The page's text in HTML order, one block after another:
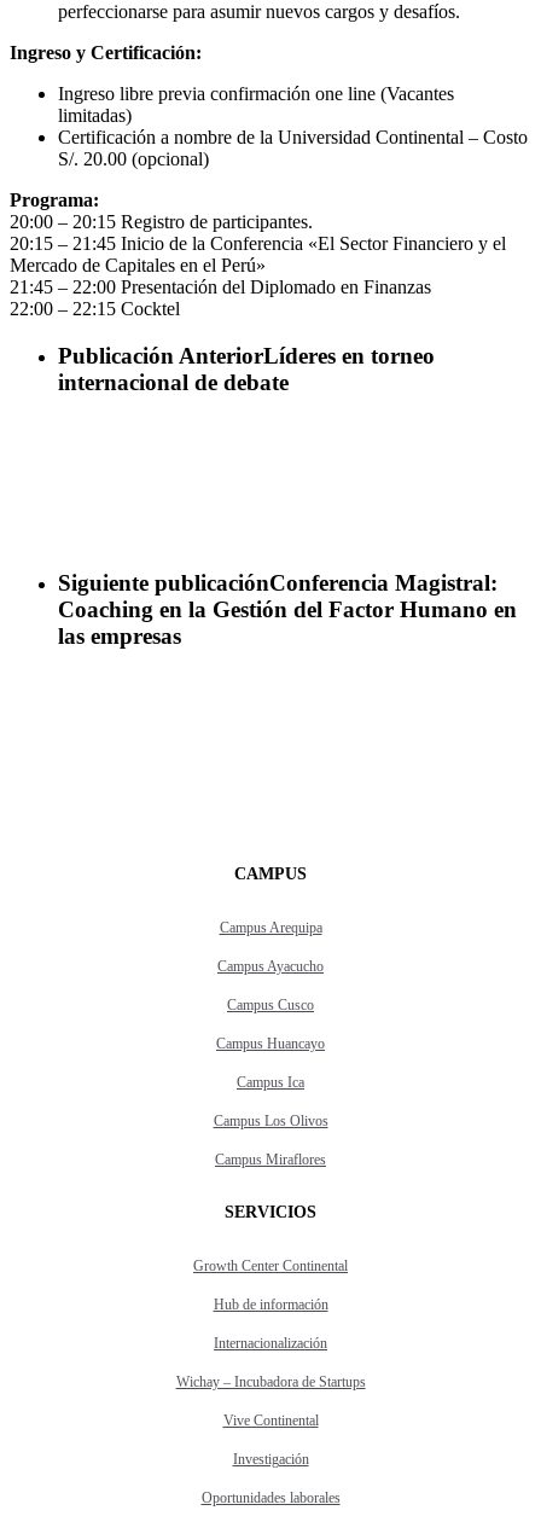
perfeccionarse para asumir nuevos cargos y desafíos.
Ingreso y Certificación:
Ingreso libre previa confirmación one line (Vacantes
limitadas)
Certificación a nombre de la Universidad Continental – Costo
S/. 20.00 (opcional)
Programa:
20:00 – 20:15 Registro de participantes.
20:15 – 21:45 Inicio de la Conferencia «El Sector Financiero y el
Mercado de Capitales en el Perú»
21:45 – 22:00 Presentación del Diplomado en Finanzas
22:00 – 22:15 Cocktel
Publicación AnteriorLíderes en torneo
internacional de debate
Siguiente publicaciónConferencia Magistral:
Coaching en la Gestión del Factor Humano en
las empresas
CAMPUS
Campus Arequipa
Campus Ayacucho
Campus Cusco
Campus Huancayo
Campus Ica
Campus Los Olivos
Campus Miraflores
SERVICIOS
Growth Center Continental
Hub de información
Internacionalización
Wichay – Incubadora de Startups
Vive Continental
Investigación
Oportunidades laborales